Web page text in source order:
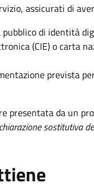
assicurati di
pubblico di identità
(CIE) o carta
prevista
presentata da un
sostitutiva